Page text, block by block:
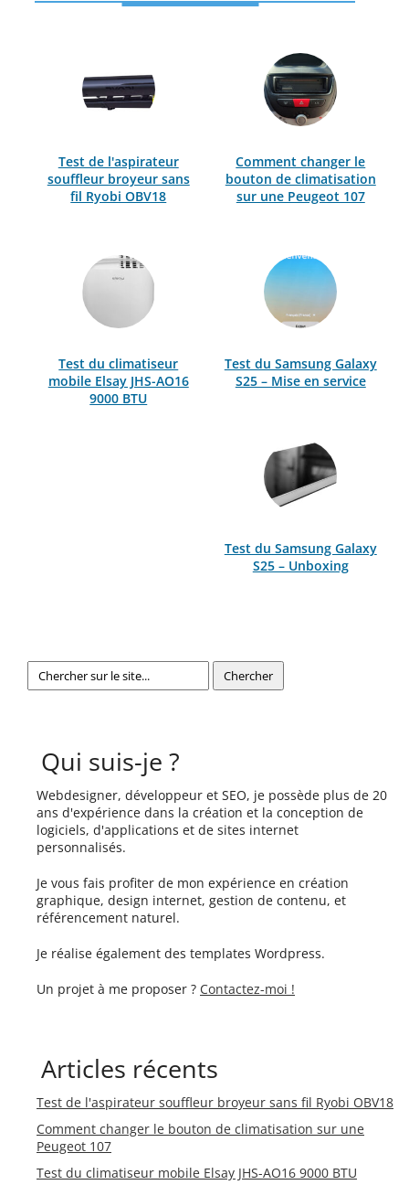
Test de l'aspirateur
souffleur broyeur sans
fil Ryobi OBV18
Comment changer le
bouton de climatisation
sur une Peugeot 107
Test du climatiseur
mobile Elsay JHS-AO16
9000 BTU
Test du Samsung Galaxy
S25 – Mise en service
Test du Samsung Galaxy
S25 – Unboxing
Qui suis-je ?
Webdesigner, développeur et SEO, je possède plus de 20
ans d'expérience dans la création et la conception de
logiciels, d'applications et de sites internet
personnalisés.
Je vous fais profiter de mon expérience en création
graphique, design internet, gestion de contenu, et
référencement naturel.
Je réalise également des templates Wordpress.
Un projet à me proposer ? Contactez-moi !
Articles récents
Test de l'aspirateur souffleur broyeur sans fil Ryobi OBV18
Comment changer le bouton de climatisation sur une
Peugeot 107
Test du climatiseur mobile Elsay JHS-AO16 9000 BTU